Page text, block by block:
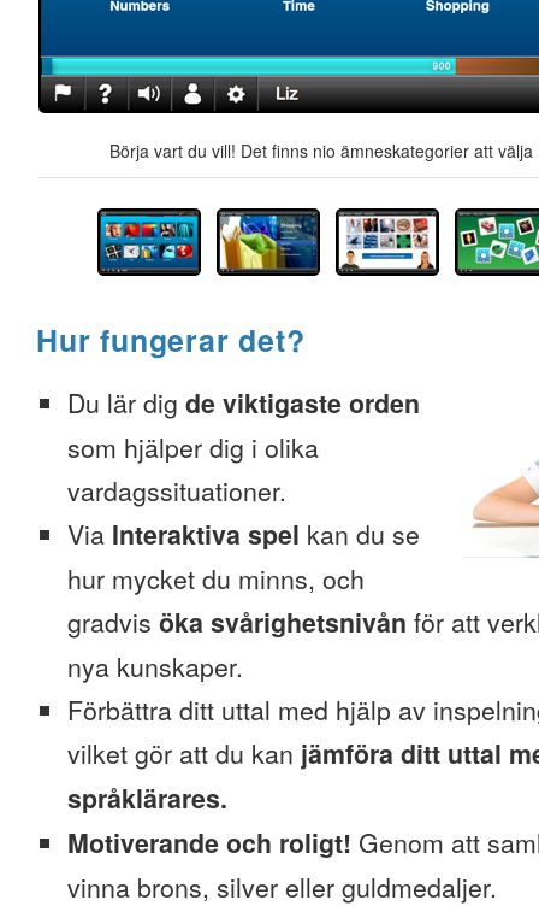
Börja vart du vill! Det finns nio ämneskategorier att
Hur fungerar det?
Du lär dig de viktigaste orden
som hjälper dig i olika
vardagssituationer.
Via Interaktiva spel kan du se
hur mycket du minns, och
gradvis öka svårighetsnivån för att
nya kunskaper.
Förbättra ditt uttal med hjälp av
vilket gör att du kan jämföra ditt uttal
språklärares.
Motiverande och roligt! Genom att
vinna brons, silver eller guldmedaljer.